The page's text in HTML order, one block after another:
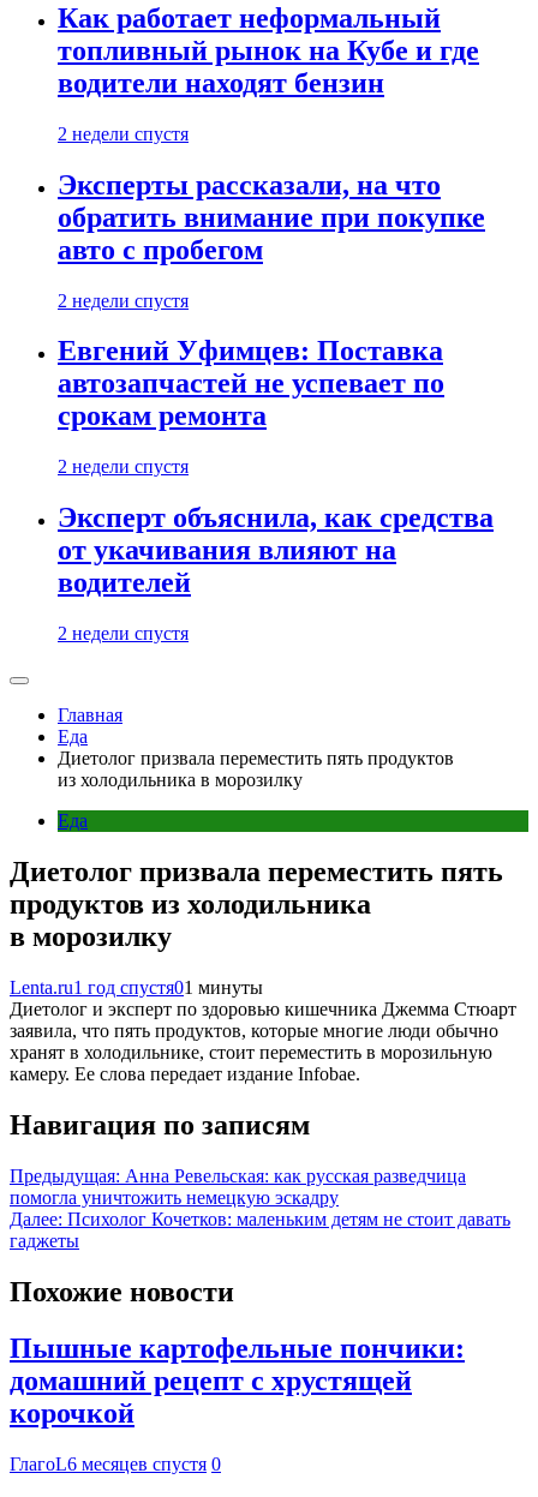
Как работает неформальный
топливный рынок на Кубе и где
водители находят бензин
2 недели спустя
Эксперты рассказали, на что
обратить внимание при покупке
авто с пробегом
2 недели спустя
Евгений Уфимцев: Поставка
автозапчастей не успевает по
срокам ремонта
2 недели спустя
Эксперт объяснила, как средства
от укачивания влияют на
водителей
2 недели спустя
Главная
Еда
Диетолог призвала переместить пять продуктов
из холодильника в морозилку
Еда
Диетолог призвала переместить пять
продуктов из холодильника
в морозилку
Lenta.ru1 год спустя01 минуты
Диетолог и эксперт по здоровью кишечника Джемма Стюарт
заявила, что пять продуктов, которые многие люди обычно
хранят в холодильнике, стоит переместить в морозильную
камеру. Ее слова передает издание Infobae.
Навигация по записям
Предыдущая: Анна Ревельская: как русская разведчица
помогла уничтожить немецкую эскадру
Далее: Психолог Кочетков: маленьким детям не стоит давать
гаджеты
Похожие новости
Пышные картофельные пончики:
домашний рецепт с хрустящей
корочкой
ГлагоL6 месяцев спустя 0